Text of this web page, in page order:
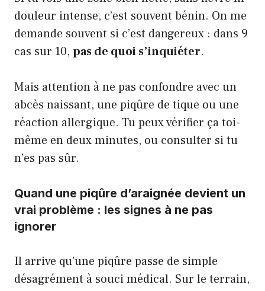
douleur intense, c’est souvent bénin. On me
demande souvent si c’est dangereux : dans 9
cas sur 10, pas de quoi s’inquiéter.
Mais attention à ne pas confondre avec un
abcès naissant, une piqûre de tique ou une
réaction allergique. Tu peux vérifier ça toi-
même en deux minutes, ou consulter si tu
n’es pas sûr.
Quand une piqûre d’araignée devient un
vrai problème : les signes à ne pas
ignorer
Il arrive qu’une piqûre passe de simple
désagrément à souci médical. Sur le terrain,